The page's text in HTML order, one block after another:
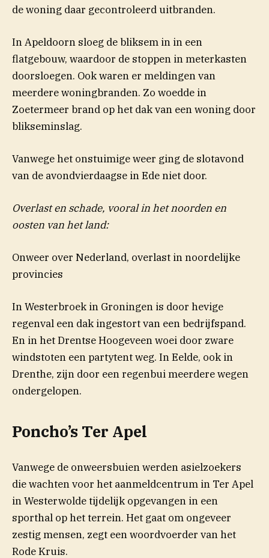
de woning daar gecontroleerd uitbranden.
In Apeldoorn sloeg de bliksem in in een
flatgebouw, waardoor de stoppen in meterkasten
doorsloegen. Ook waren er meldingen van
meerdere woningbranden. Zo woedde in
Zoetermeer brand op het dak van een woning door
blikseminslag.
Vanwege het onstuimige weer ging de slotavond
van de avondvierdaagse in Ede niet door.
Overlast en schade, vooral in het noorden en
oosten van het land:
Onweer over Nederland, overlast in noordelijke
provincies
In Westerbroek in Groningen is door hevige
regenval een dak ingestort van een bedrijfspand.
En in het Drentse Hoogeveen woei door zware
windstoten een partytent weg. In Eelde, ook in
Drenthe, zijn door een regenbui meerdere wegen
ondergelopen.
Poncho’s Ter Apel
Vanwege de onweersbuien werden asielzoekers
die wachten voor het aanmeldcentrum in Ter Apel
in Westerwolde tijdelijk opgevangen in een
sporthal op het terrein. Het gaat om ongeveer
zestig mensen, zegt een woordvoerder van het
Rode Kruis.